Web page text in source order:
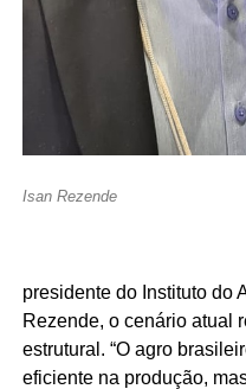
Isan Rezende
presidente do Instituto do
Rezende, o cenário atual
estrutural. “O agro
eficiente na produção,